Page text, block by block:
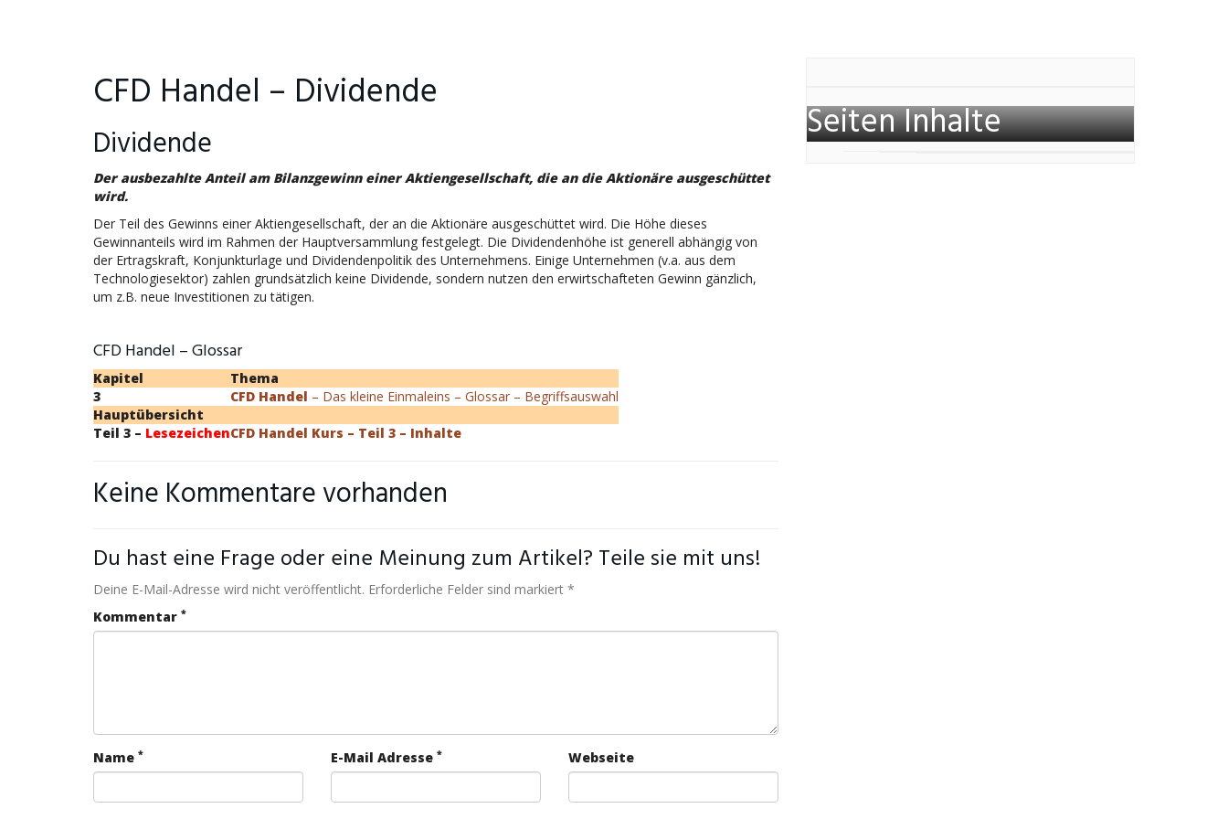
CFD Handel – Dividende
Dividende
Der ausbezahlte Anteil am Bilanzgewinn einer Aktiengesellschaft, die an die Aktionäre ausgeschüttet
wird.
Der Teil des Gewinns einer Aktiengesellschaft, der an die Aktionäre ausgeschüttet wird. Die Höhe dieses
Gewinnanteils wird im Rahmen der Hauptversammlung festgelegt. Die Dividendenhöhe ist generell abhängig von
der Ertragskraft, Konjunkturlage und Dividendenpolitik des Unternehmens. Einige Unternehmen (v.a. aus dem
Technologiesektor) zahlen grundsätzlich keine Dividende, sondern nutzen den erwirtschafteten Gewinn gänzlich,
um z.B. neue Investitionen zu tätigen.
CFD Handel – Glossar
Kapitel
Thema
3
CFD Handel – Das kleine Einmaleins – Glossar – Begriffsauswahl
Hauptübersicht
Teil 3 – LesezeichenCFD Handel Kurs – Teil 3 – Inhalte
Keine Kommentare vorhanden
Du hast eine Frage oder eine Meinung zum Artikel? Teile sie mit uns!
Deine E-Mail-Adresse wird nicht veröffentlicht. Erforderliche Felder sind markiert *
Kommentar *
Name * E-Mail Adresse * Webseite
Seiten Inhalte